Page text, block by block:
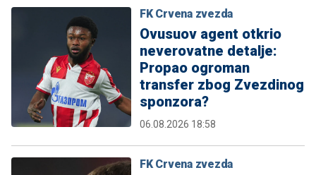
FK Crvena zvezda
Ovusuov agent otkrio
neverovatne detalje:
Propao ogroman
transfer zbog Zvezdinog
sponzora?
06.08.2026 18:58
FK Crvena zvezda